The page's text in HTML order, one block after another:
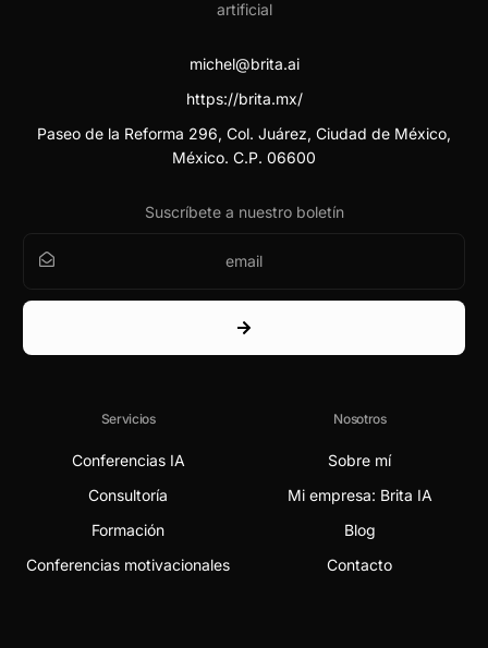
michel@brita.ai
https://brita.mx/
Paseo de la Reforma 296, Col. Juárez, Ciudad de México,
México. C.P. 06600
Suscríbete a nuestro boletín
Servicios
Conferencias IA
Consultoría
Formación
Conferencias motivacionales
Nosotros
Sobre mí
Mi empresa: Brita IA
Blog
Contacto